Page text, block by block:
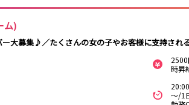
ム)
ー大募集♪／たくさんの女の子やお客様に支持さ
時昇
～/1
京橋駅 天満駅 弁天町
北浜駅